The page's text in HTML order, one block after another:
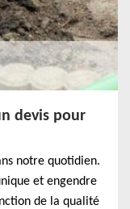
devis pour
notre quotidien.
et engendre
de la qualité